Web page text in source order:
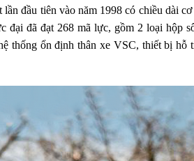
đầu tiên vào năm 1998 có chiều dài
đại đã đạt 268 mã lực, gồm 2 loại hộp
thống ổn định thân xe VSC, thiết bị